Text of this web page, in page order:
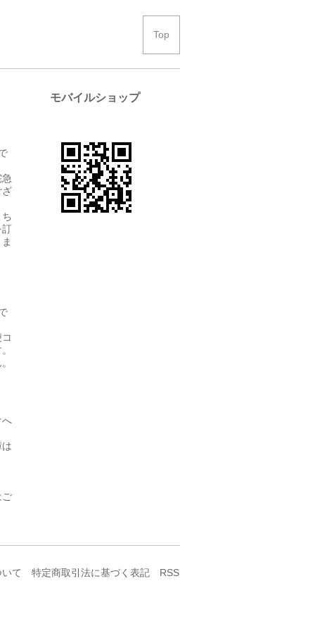
Top
ざ
訂
へ
ご
モバイルショップ
て 特定商取引法に基づく表記
RSS